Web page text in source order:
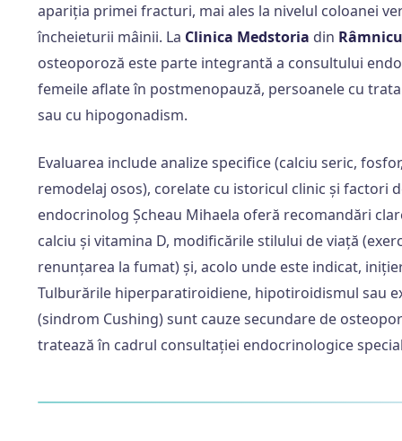
apariția primei fracturi, mai ales la nivelul coloanei
încheieturii mâinii. La Clinica Medstoria din
osteoporoză este parte integrantă a consultului
femeile aflate în postmenopauză, persoanele cu
sau cu hipogonadism.
Evaluarea include analize specifice (calciu seric,
remodelaj osos), corelate cu istoricul clinic și factori
endocrinolog Șcheau Mihaela oferă recomandări
calciu și vitamina D, modificările stilului de viață
renunțarea la fumat) și, acolo unde este indicat,
Tulburările hiperparatiroidiene, hipotiroidismul sau
(sindrom Cushing) sunt cauze secundare de
tratează în cadrul consultației endocrinologice